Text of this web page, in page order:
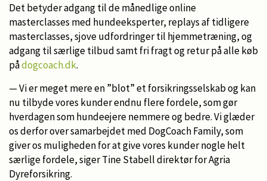
Det betyder adgang til de månedlige online
masterclasses med hundeeksperter, replays af tidligere
masterclasses, sjove udfordringer til hjemmetræning, og
adgang til særlige tilbud samt fri fragt og retur på alle køb
pådogcoach.dk.
— Vi er meget mere en ”blot” et forsikringsselskab og kan
nu tilbyde vores kunder endnu flere fordele, som gør
hverdagen som hundeejere nemmere og bedre. Vi glæder
os derfor over samarbejdet med DogCoach Family, som
giver os muligheden for at give vores kunder nogle helt
særlige fordele, siger Tine Stabell direktør for Agria
Dyreforsikring.